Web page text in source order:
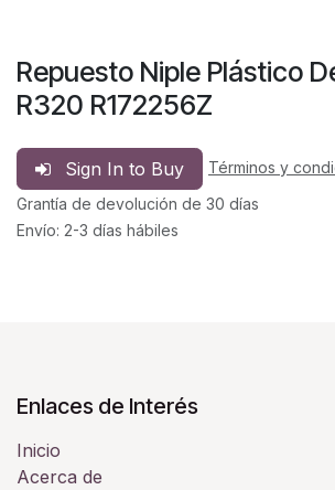
Repuesto Niple Plástico
R320 R172256Z
Sign In to Buy
Términos y
Grantía de devolución de 30 días
Envío: 2-3 días hábiles
Enlaces de Interés
Inicio
Acerca de